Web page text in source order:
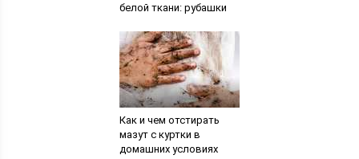
белой ткани: рубашки
Как и чем отстирать
мазут с куртки в
домашних условиях